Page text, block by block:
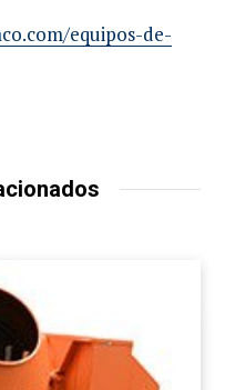
equipos-de-